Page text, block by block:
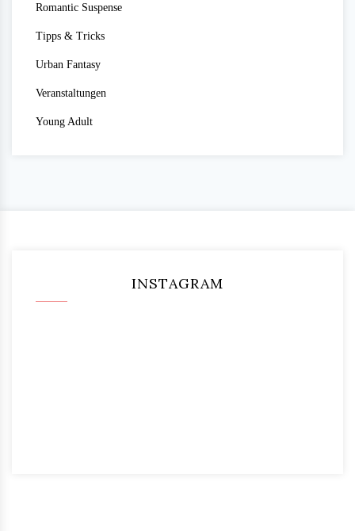
Romantic Suspense
Tipps & Tricks
Urban Fantasy
Veranstaltungen
Young Adult
INSTAGRAM